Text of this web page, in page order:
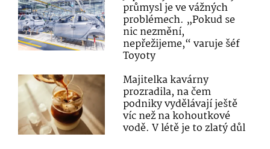
průmysl je ve vážných
problémech. „Pokud se
nic nezmění,
nepřežijeme,“ varuje šéf
Toyoty
Majitelka kavárny
prozradila, na čem
podniky vydělávají ještě
víc než na kohoutkové
vodě. V létě je to zlatý důl